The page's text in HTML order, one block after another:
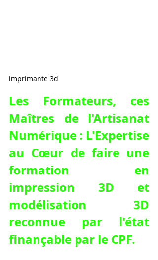
imprimante 3d
Les Formateurs, ces
Maîtres de l'Artisanat
Numérique : L'Expertise
au Cœur de faire une
formation en
impression 3D et
modélisation 3D
reconnue par l'état
finançable par le CPF.